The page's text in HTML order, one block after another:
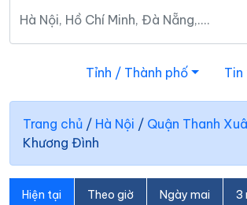
Tỉnh / Thành phố Tin
Trang chủ / Hà Nội / Quận Thanh
Khương Đình
Hiện tại Theo giờ Ngày mai 3